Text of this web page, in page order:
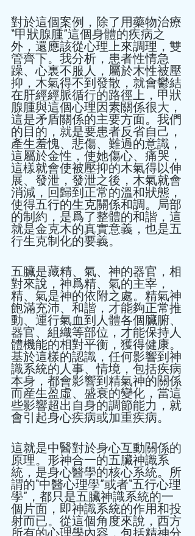
對於這個案例，除了用藥物治療
“甲狀腺腫”這個身體的疾病之
外，還應該從心理上來調理，雙
管齊下。我分析，患者性情急
躁、心裏不服人，屬於木性被壓
抑，木氣得不到發散，就會鬱結
在肝經經脈循行的路徑上，甲狀
腺腫與這個心理因素關係很大，
這是矛盾關係的主要方面。我們
的目的，就是要患者反省自己，
產生羞愧、悲傷、難過的意識，
這屬於金性，使她傷心、痛哭，
這樣就會使被壓抑的木氣得以伸
展、發泄，發泄之後，木氣就會
消減，回歸到正常的溫和狀態，
使得五行的生克關係和調。局部
的制約，是爲了整體的和諧，這
就是金克木的真實意義，也是五
行生克制化的要義。
五臟是藏精、氣、神的器官，相
對來說，神爲精、氣的主宰，
精、氣是神的依附之處。精氣神
飽滿充沛、和諧，才能夠正常推
動、運行氣血到人體各個臟腑、
器官、組織等部位，才能保持人
體機能的相對平衡，獲得健康。
基於這樣的認識，任何影響到神
識系統的人事、情境，包括疾病
本身，都會影響到精氣神的關係
而産生盈虛、盛衰的變化，當這
些影響超出自身的調節能力，就
會引起身心疾病或加重疾病。
這就是中醫對於身心互動關係的
原理。形神合一的五臟神識系
統，是身心醫學的核心系統。所
謂的“中醫心理學”或者“五行心理
學”，都只是五臟神識系統的一
個片面，即神識系統的作用和投
射而已。從這個角度來說，西方
所有的心理學內容，包括精神分